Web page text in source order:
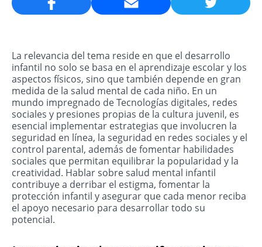
Email
La relevancia del tema reside en que el desarrollo
infantil no solo se basa en el aprendizaje escolar y los
aspectos físicos, sino que también depende en gran
medida de la salud mental de cada niño. En un
mundo impregnado de Tecnologías digitales, redes
sociales y presiones propias de la cultura juvenil, es
esencial implementar estrategias que involucren la
seguridad en línea, la seguridad en redes sociales y el
control parental, además de fomentar habilidades
sociales que permitan equilibrar la popularidad y la
creatividad. Hablar sobre salud mental infantil
contribuye a derribar el estigma, fomentar la
protección infantil y asegurar que cada menor reciba
el apoyo necesario para desarrollar todo su
potencial.